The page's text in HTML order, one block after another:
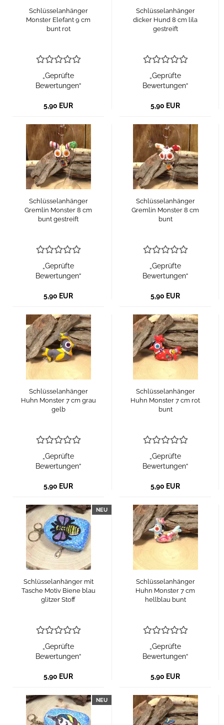
Schlüsselanhänger
Monster Elefant 9 cm
bunt rot
„Geprüfte
Bewertungen“
5,90 EUR
Schlüsselanhänger
dicker Hund 8 cm lila
gestreift
„Geprüfte
Bewertungen“
5,90 EUR
Schlüsselanhänger
Gremlin Monster 8 cm
bunt gestreift
„Geprüfte
Bewertungen“
5,90 EUR
Schlüsselanhänger
Gremlin Monster 8 cm
bunt
„Geprüfte
Bewertungen“
5,90 EUR
Schlüsselanhänger
Huhn Monster 7 cm grau
gelb
„Geprüfte
Bewertungen“
5,90 EUR
Schlüsselanhänger
Huhn Monster 7 cm rot
bunt
„Geprüfte
Bewertungen“
5,90 EUR
NEU
Schlüsselanhänger mit
Tasche Motiv Biene blau
glitzer Stoff
„Geprüfte
Bewertungen“
5,90 EUR
Schlüsselanhänger
Huhn Monster 7 cm
hellblau bunt
„Geprüfte
Bewertungen“
5,90 EUR
NEU